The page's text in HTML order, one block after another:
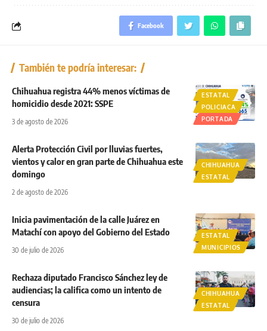
Facebook
También te podría interesar:
ESTATAL
POLICIACA
PORTADA
Chihuahua registra 44% menos víctimas de
homicidio desde 2021: SSPE
3 de agosto de 2026
CHIHUAHUA
ESTATAL
Alerta Protección Civil por lluvias fuertes,
vientos y calor en gran parte de Chihuahua este
domingo
2 de agosto de 2026
ESTATAL
MUNICIPIOS
Inicia pavimentación de la calle Juárez en
Matachí con apoyo del Gobierno del Estado
30 de julio de 2026
CHIHUAHUA
ESTATAL
Rechaza diputado Francisco Sánchez ley de
audiencias; la califica como un intento de
censura
30 de julio de 2026